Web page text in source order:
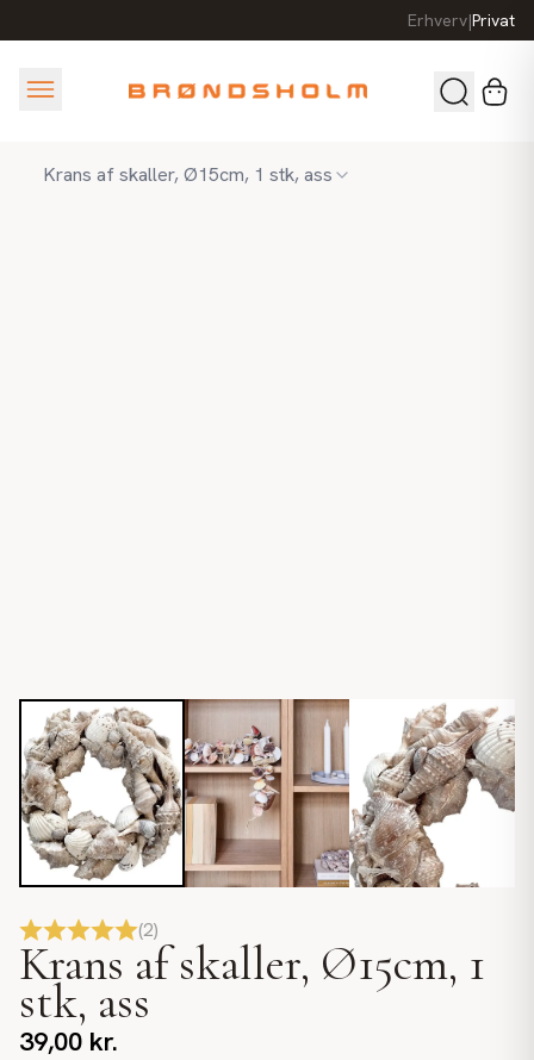
Erhverv|Privat
Krans af skaller, Ø15cm, 1 stk, ass
(2)
Krans af skaller, Ø15cm, 1
stk, ass
39,00 kr.